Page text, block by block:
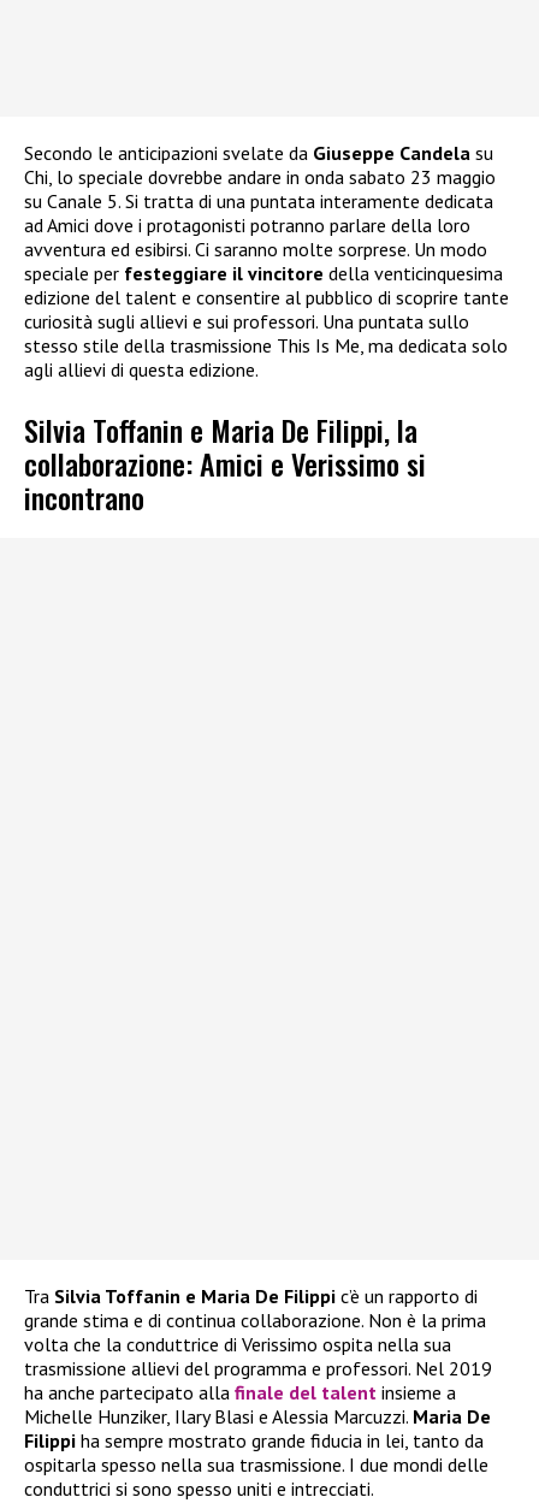
Secondo le anticipazioni svelate da Giuseppe Candela su
Chi, lo speciale dovrebbe andare in onda sabato 23 maggio
su Canale 5. Si tratta di una puntata interamente dedicata
ad Amici dove i protagonisti potranno parlare della loro
avventura ed esibirsi. Ci saranno molte sorprese. Un modo
speciale per festeggiare il vincitore della venticinquesima
edizione del talent e consentire al pubblico di scoprire tante
curiosità sugli allievi e sui professori. Una puntata sullo
stesso stile della trasmissione This Is Me, ma dedicata solo
agli allievi di questa edizione.
Silvia Toffanin e Maria De Filippi, la
collaborazione: Amici e Verissimo si
incontrano
Tra Silvia Toffanin e Maria De Filippi c’è un rapporto di
grande stima e di continua collaborazione. Non è la prima
volta che la conduttrice di Verissimo ospita nella sua
trasmissione allievi del programma e professori. Nel 2019
ha anche partecipato alla finale del talent insieme a
Michelle Hunziker, Ilary Blasi e Alessia Marcuzzi. Maria De
Filippi ha sempre mostrato grande fiducia in lei, tanto da
ospitarla spesso nella sua trasmissione. I due mondi delle
conduttrici si sono spesso uniti e intrecciati.